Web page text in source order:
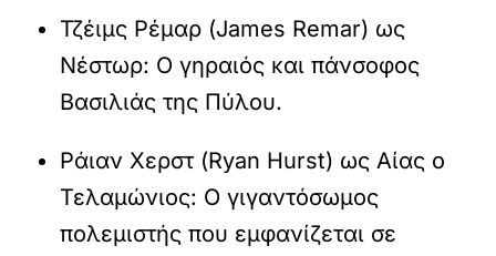
Τζέιμς Ρέμαρ (James Remar) ως
Νέστωρ: Ο γηραιός και πάνσοφος
Βασιλιάς της Πύλου.
Ράιαν Χερστ (Ryan Hurst) ωςΑίας ο
Τελαμώνιος: Ο γιγαντόσωμος
πολεμιστής που εμφανίζεται σε